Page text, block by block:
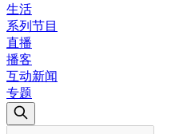
生活
系列节目
直播
播客
互动新闻
专题